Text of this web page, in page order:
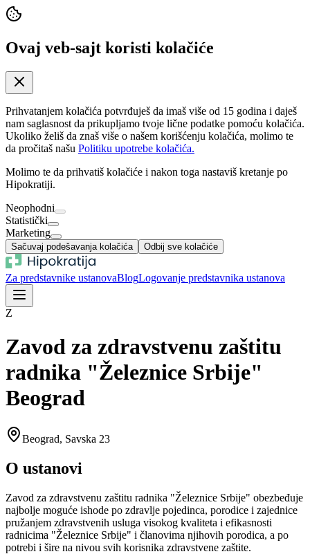
Ovaj veb-sajt koristi kolačiće
Prihvatanjem kolačića potvrđuješ da imaš više od 15 godina i daješ
nam saglasnost da prikupljamo tvoje lične podatke pomoću kolačića.
Ukoliko želiš da znaš više o našem korišćenju kolačića, molimo te
da pročitaš našu Politiku upotrebe kolačića.
Molimo te da prihvatiš kolačiće i nakon toga nastaviš kretanje po
Hipokratiji.
Neophodni
Statistički
Marketing
Sačuvaj podešavanja kolačića Odbij sve kolačiće
Za predstavnike ustanovaBlogLogovanje predstavnika ustanova
Z
Zavod za zdravstvenu zaštitu
radnika "Železnice Srbije"
Beograd
Beograd, Savska 23
O ustanovi
Zavod za zdravstvenu zaštitu radnika "Železnice Srbije" obezbeđuje
najbolje moguće ishode po zdravlje pojedinca, porodice i zajednice
pružanjem zdravstvenih usluga visokog kvaliteta i efikasnosti
radnicima "Železnice Srbije" i članovima njihovih porodica, a po
potrebi i šire na nivou svih korisnika zdravstvene zaštite.